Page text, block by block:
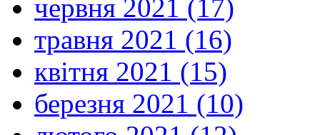
червня 2021 (17)
травня 2021 (16)
квітня 2021 (15)
березня 2021 (10)